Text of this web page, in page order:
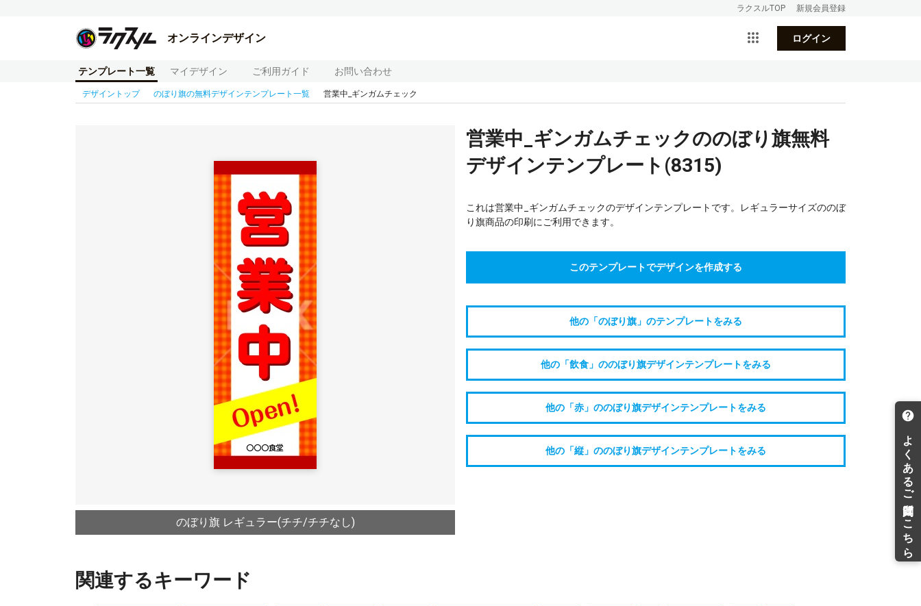
ラクスルTOP 新規会員登録
オンラインデザイン ログイン
テンプレート一覧 マイデザイン ご利用ガイド お問い合わせ
デザイントップ のぼり旗の無料デザインテンプレート一覧 営業中_ギンガムチェック
のぼり旗 レギュラー(チチ/チチなし)
営業中_ギンガムチェックののぼり旗無料
デザインテンプレート(8315)
これは営業中_ギンガムチェックのデザインテンプレートです。レギュラーサイズののぼ
り旗商品の印刷にご利用できます。
このテンプレートでデザインを作成する
他の「のぼり旗」のテンプレートをみる
他の「飲食」ののぼり旗デザインテンプレートをみる
他の「赤」ののぼり旗デザインテンプレートをみる
他の「縦」ののぼり旗デザインテンプレートをみる
関連するキーワード